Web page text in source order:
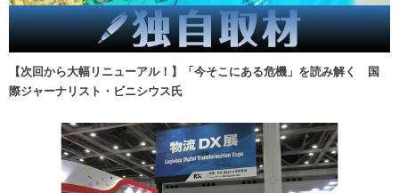
【次回から大幅リニューアル！】「今そこにある危機」を読み解く 国
際ジャーナリスト・ビニシウス氏